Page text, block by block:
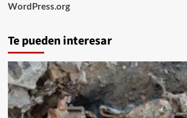
WordPress.org
Te pueden interesar